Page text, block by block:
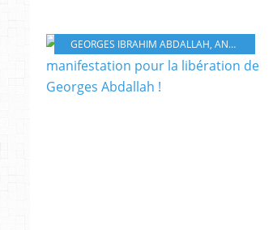
GEORGES IBRAHIM ABDALLAH, ANTI-RÉPRESSION